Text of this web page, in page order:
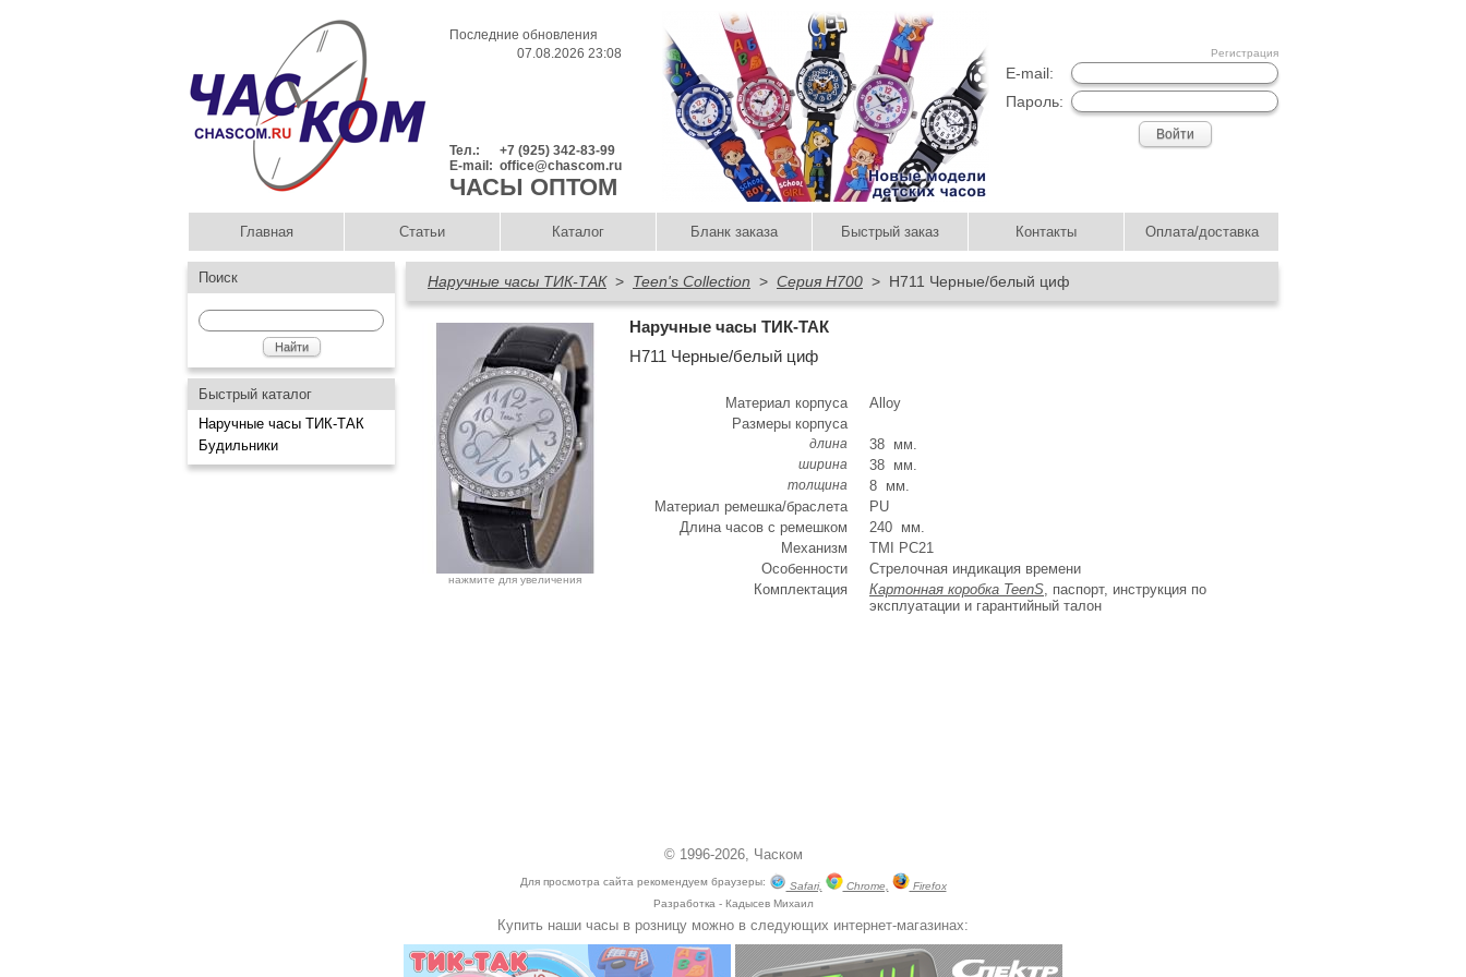
Последние обновления
07.08.2026 23:08
Тел.:
+7 (925) 342-83-99
E-mail: office@chascom.ru
ЧАСЫ ОПТОМ
Регистрация
E-mail:
Пароль:
Главная Статьи Каталог Бланк заказа Быстрый заказ Контакты Оплата/доставка
Поиск
Быстрый каталог
Наручные часы ТИК-ТАК
Будильники
Наручные часы ТИК-ТАК> Teen's Collection > Серия H700 > Н711 Черные/белый циф
нажмите для увеличения
Наручные часы ТИК-ТАК
Н711 Черные/белый циф
Материал корпуса
Alloy
Размеры корпуса
длина 38 мм.
ширина 38 мм.
толщина
8 мм.
Материал ремешка/браслета
PU
Длина часов с ремешком
240 мм.
Механизм
TMI PC21
Особенности
Стрелочная индикация времени
Комплектация
Картонная коробка TeenS, паспорт, инструкция по
эксплуатации и гарантийный талон
© 1996-2026, Часком
Для просмотра сайта рекомендуем браузеры: Safari, Chrome,
Firefox
Разработка - Кадысев Михаил
Купить наши часы в розницу можно в следующих интернет-магазинах: